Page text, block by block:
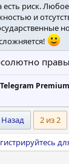
есть риск.
и
Premium
Назад 2 из 2